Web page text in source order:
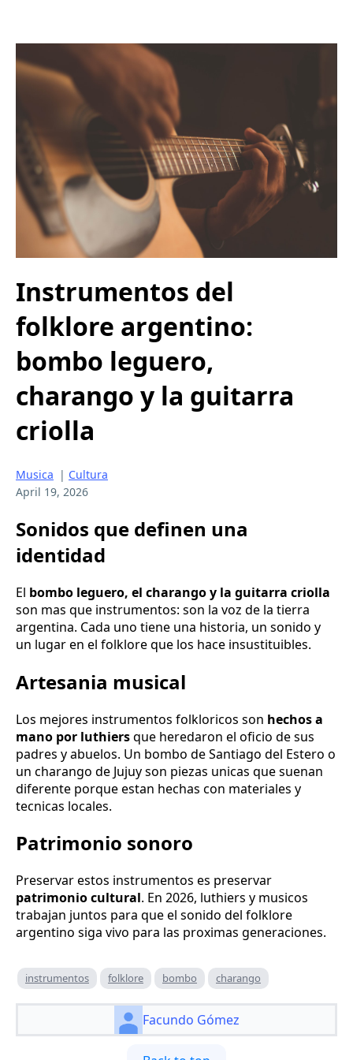
Instrumentos del
folklore argentino:
bombo leguero,
charango y la guitarra
criolla
Musica | Cultura
April 19, 2026
Sonidos que definen una
identidad
El bombo leguero, el charango y la guitarra criolla
son mas que instrumentos: son la voz de la tierra
argentina. Cada uno tiene una historia, un sonido y
un lugar en el folklore que los hace insustituibles.
Artesania musical
Los mejores instrumentos folkloricos son hechos a
mano por luthiersque heredaron el oficio de sus
padres y abuelos. Un bombo de Santiago del Estero o
un charango de Jujuy son piezas unicas que suenan
diferente porque estan hechas con materiales y
tecnicas locales.
Patrimonio sonoro
Preservar estos instrumentos es preservar
patrimonio cultural. En 2026, luthiers y musicos
trabajan juntos para que el sonido del folklore
argentino siga vivo para las proximas generaciones.
instrumentos folklore bombo charango
Facundo Gómez